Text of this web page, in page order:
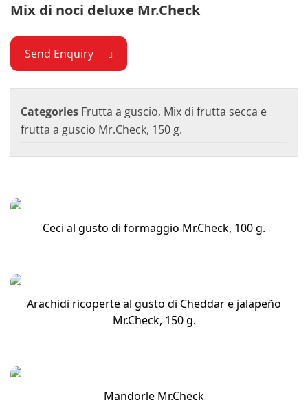
Mix di noci deluxe Mr.Check
Send Enquiry
Categories Frutta a guscio, Mix di frutta secca e
frutta a guscio Mr.Check, 150 g.
Ceci al gusto di formaggio Mr.Check, 100 g.
Arachidi ricoperte al gusto di Cheddar e jalapeño
Mr.Check, 150 g.
Mandorle Mr.Check